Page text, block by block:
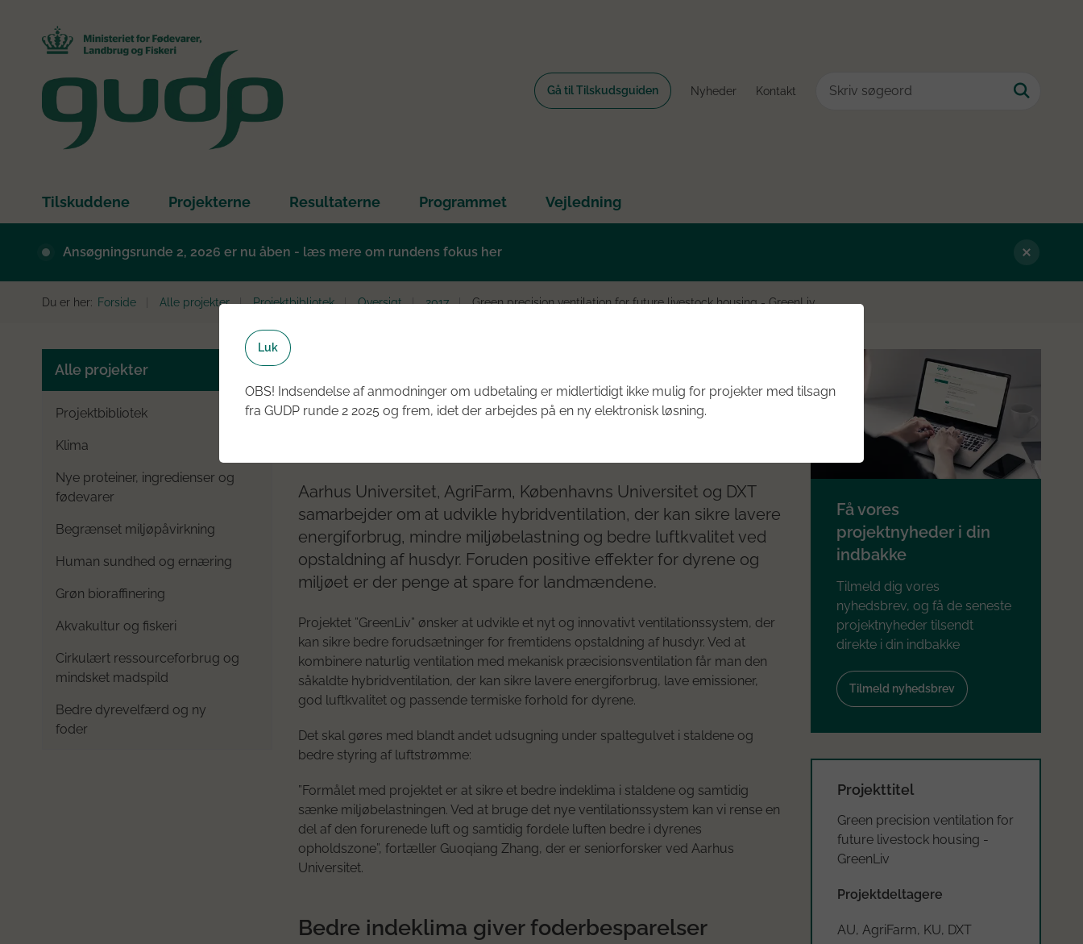
Gå til Tilskudsguiden Nyheder Kontakt
Tilskuddene Projekterne Resultaterne Programmet Vejledning
Ansøgningsrunde 2, 2026 er nu åben - læs mere om rundens fokus her
Du er her: Forside Alle projekter Projektbibliotek Oversigt 2017 Green precision ventilation for future livestock housing - GreenLiv
Alle projekter
Projektbibliotek
Klima
Nye proteiner, ingredienser og
fødevarer
Begrænset miljøpåvirkning
Human sundhed og ernæring
Grøn bioraffinering
Akvakultur og fiskeri
Cirkulært ressourceforbrug og
mindsket madspild
Bedre dyrevelfærd og ny
foder
livestock housing - GreenLiv
Aarhus Universitet, AgriFarm, Københavns Universitet og DXT
samarbejder om at udvikle hybridventilation, der kan sikre lavere
energiforbrug, mindre miljøbelastning og bedre luftkvalitet ved
opstaldning af husdyr. Foruden positive effekter for dyrene og
miljøet er der penge at spare for landmændene.
Projektet ”GreenLiv” ønsker at udvikle et nyt og innovativt ventilationssystem, der
kan sikre bedre forudsætninger for fremtidens opstaldning af husdyr. Ved at
kombinere naturlig ventilation med mekanisk præcisionsventilation får man den
såkaldte hybridventilation, der kan sikre lavere energiforbrug, lave emissioner,
god luftkvalitet og passende termiske forhold for dyrene.
Det skal gøres med blandt andet udsugning under spaltegulvet i staldene og
bedre styring af luftstrømme:
”Formålet med projektet er at sikre et bedre indeklima i staldene og samtidig
sænke miljøbelastningen. Ved at bruge det nye ventilationssystem kan vi rense en
del af den forurenede luft og samtidig fordele luften bedre i dyrenes
opholdszone”, fortæller Guoqiang Zhang, der er seniorforsker ved Aarhus
Universitet.
Bedre indeklima giver foderbesparelser
Få vores
projektnyheder i din
indbakke
Tilmeld dig vores
nyhedsbrev, og få de seneste
projektnyheder tilsendt
direkte i din indbakke
Tilmeld nyhedsbrev
Projekttitel
Green precision ventilation for
future livestock housing -
GreenLiv
Projektdeltagere
AU, AgriFarm, KU, DXT
Luk
OBS! Indsendelse af anmodninger om udbetaling er midlertidigt ikke mulig for projekter med tilsagn
fra GUDP runde 2 2025 og frem, idet der arbejdes på en ny elektronisk løsning.